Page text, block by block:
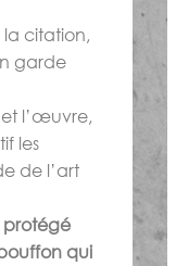
citation,
garde
l’œuvre,
les
de l’art
protégé
qui